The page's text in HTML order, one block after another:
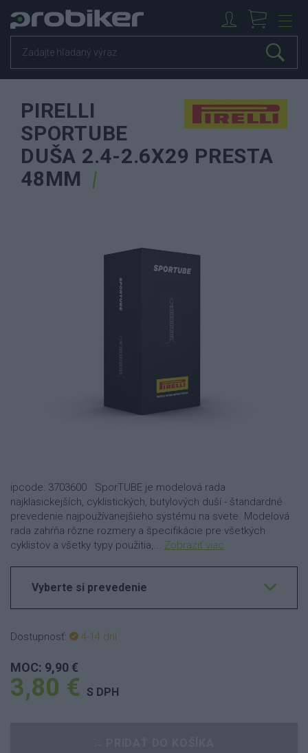
PIRELLI
SPORTUBE
DUŠA 2.4-2.6X29 PRESTA
48MM
ipcode: 3703600 SporTUBE je modelová rada
najklasickejších, cyklistických, butylových duší - štandardné
prevedenie najpoužívanejšieho systému na svete. Modelová
rada zahŕňa rôzne rozmery a špecifikácie pre všetkých
cyklistov a všetky typy použitia,... Zobraziť viac
Vyberte si prevedenie
Dostupnosť: 4-14 dní
MOC: 9,90 €
3,80 € S DPH